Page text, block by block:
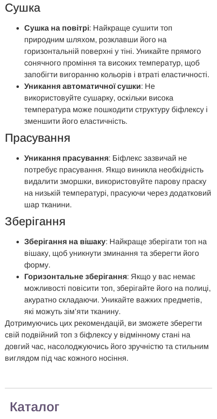
Сушка
Сушка на повітрі: Найкраще сушити топ
природним шляхом, розклавши його на
горизонтальній поверхні у тіні. Уникайте прямого
сонячного проміння та високих температур, щоб
запобігти вигоранню кольорів і втраті еластичності.
Уникання автоматичної сушки: Не
використовуйте сушарку, оскільки висока
температура може пошкодити структуру біфлексу і
зменшити його еластичність.
Прасування
Уникання прасування: Біфлекс зазвичай не
потребує прасування. Якщо виникла необхідність
видалити зморшки, використовуйте парову праску
на низькій температурі, прасуючи через додатковий
шар тканини.
Зберігання
Зберігання на вішаку: Найкраще зберігати топ на
вішаку, щоб уникнути зминання та зберегти його
форму.
Горизонтальне зберігання: Якщо у вас немає
можливості повісити топ, зберігайте його на полиці,
акуратно складаючи. Уникайте важких предметів,
які можуть зім’яти тканину.
Дотримуючись цих рекомендацій, ви зможете зберегти
свій подвійний топ з біфлексу у відмінному стані на
довгий час, насолоджуючись його зручністю та стильним
виглядом під час кожного носіння.
Каталог